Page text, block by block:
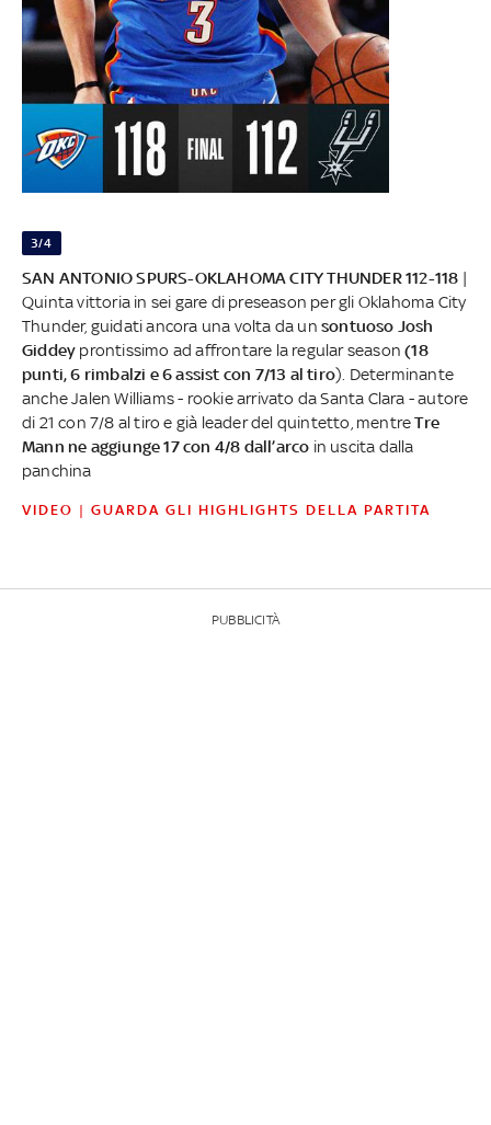
3/4
SAN ANTONIO SPURS-OKLAHOMA CITY THUNDER 112-118 |
Quinta vittoria in sei gare di preseason per gli Oklahoma City
Thunder, guidati ancora una volta da un sontuoso Josh
Giddey prontissimo ad affrontare la regular season(18
punti, 6 rimbalzi e 6 assist con 7/13 al tiro). Determinante
anche Jalen Williams - rookie arrivato da Santa Clara - autore
di 21 con 7/8 al tiro e già leader del quintetto, mentreTre
Mann ne aggiunge 17 con 4/8 dall’arco in uscita dalla
panchina
VIDEO | GUARDA GLI HIGHLIGHTS DELLA PARTITA
PUBBLICITÀ